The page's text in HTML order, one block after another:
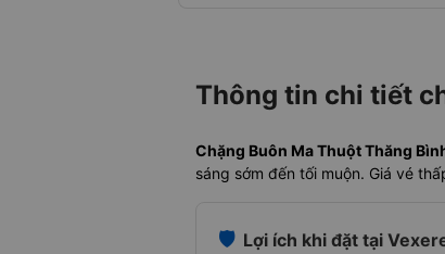
Thông tin chi tiết
Chặng Buôn Ma Thuột Thăng
sáng sớm đến tối muộn. Giá vé
🛡️ Lợi ích khi đặt tại